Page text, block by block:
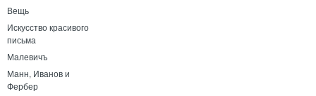
Вещь
Искусство красивого
письма
Малевичъ
Манн, Иванов и
Фербер